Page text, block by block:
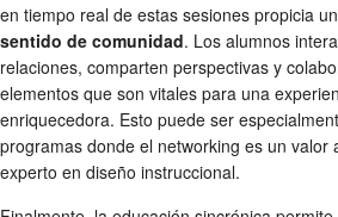
en tiempo real de estas sesiones propicia
sentido de comunidad. Los alumnos
relaciones, comparten perspectivas y
elementos que son vitales para una
enriquecedora. Esto puede ser
programas donde el networking es un valor
experto en diseño instruccional.